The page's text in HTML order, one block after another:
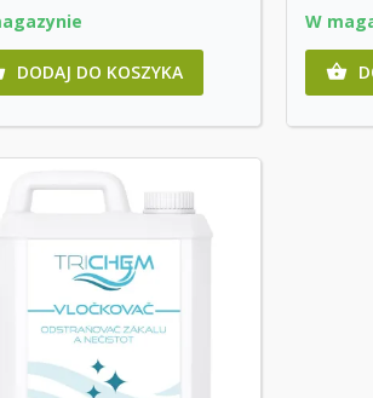
DODAJ DO KOSZYKA
W
